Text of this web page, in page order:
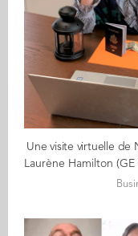
Une visite virtuelle de